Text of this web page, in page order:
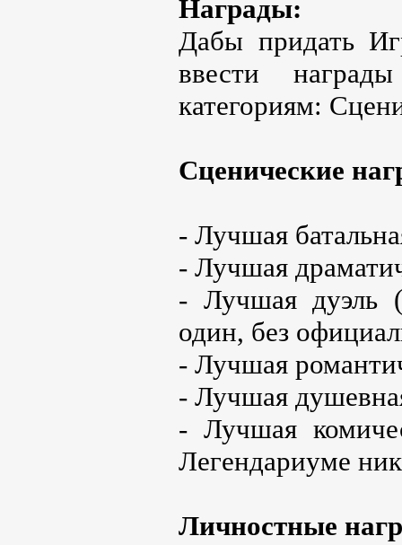
Награды:
Дабы придать
ввести
категориям:
Сценические
- Лучшая
- Лучшая
- Лучшая дуэль
один, без
- Лучшая
- Лучшая
- Лучшая
Легендариуме
Личностные